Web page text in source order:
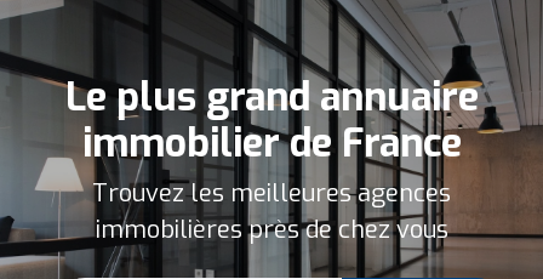
Le plus grand annuaire
immobilier de France
Trouvez les meilleures agences
immobilières près de chez vous